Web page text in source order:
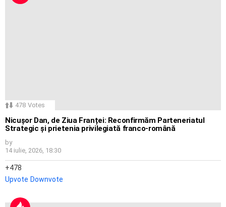
478 Votes
Nicușor Dan, de Ziua Franței: Reconfirmăm Parteneriatul
Strategic și prietenia privilegiată franco-română
by
14 iulie, 2026, 18:30
478
Upvote Downvote